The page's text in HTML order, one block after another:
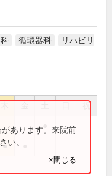
循環器科
リハビリ
祝
●
あります。来院前
い。
×閉じる